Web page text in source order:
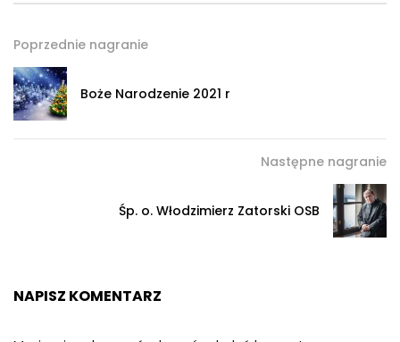
Poprzednie nagranie
Boże Narodzenie 2021 r
Następne nagranie
Śp. o. Włodzimierz Zatorski OSB
NAPISZ KOMENTARZ